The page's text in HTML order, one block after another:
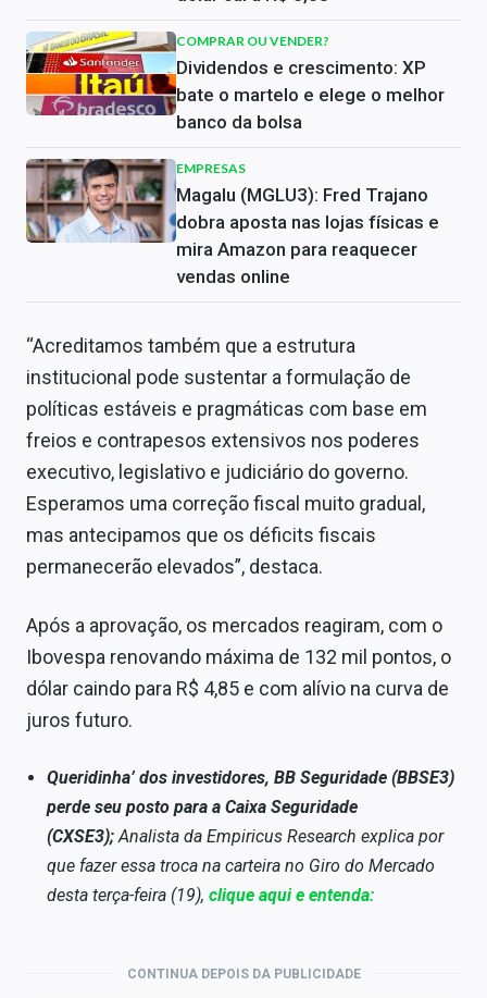
COMPRAR OU VENDER?
Dividendos e crescimento: XP
bate o martelo e elege o melhor
banco da bolsa
EMPRESAS
Magalu (MGLU3): Fred Trajano
dobra aposta nas lojas físicas e
mira Amazon para reaquecer
vendas online
“Acreditamos também que a estrutura
institucional pode sustentar a formulação de
políticas estáveis ​​e pragmáticas com base em
freios e contrapesos extensivos nos poderes
executivo, legislativo e judiciário do governo.
Esperamos uma correção fiscal muito gradual,
mas antecipamos que os déficits fiscais
permanecerão elevados”, destaca.
Após a aprovação, os mercados reagiram, com o
Ibovespa renovando máxima de 132 mil pontos, o
dólar caindo para R$ 4,85 e com alívio na curva de
juros futuro.
Queridinha’ dos investidores, BB Seguridade (BBSE3)
perde seu posto para a Caixa Seguridade
(CXSE3);Analista da Empiricus Research explica por
que fazer essa troca na carteira no Giro do Mercado
desta terça-feira (19),clique aqui e entenda:
CONTINUA DEPOIS DA PUBLICIDADE